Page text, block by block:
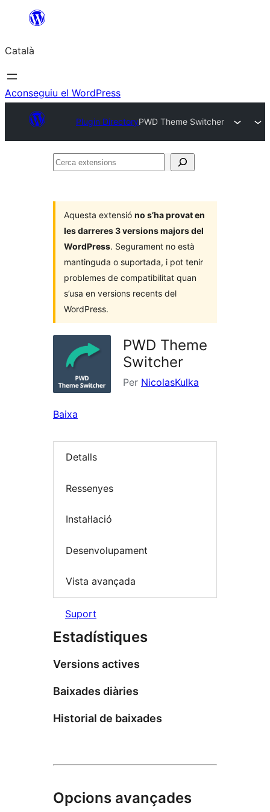
contingut
Català
Aconseguiu el WordPress
Plugin DirectoryPWD Theme Switcher
Cerca
Aquesta extensió no s’ha provat en
les darreres 3 versions majors del
WordPress. Segurament no està
mantinguda o suportada, i pot tenir
problemes de compatibilitat quan
s’usa en versions recents del
WordPress.
PWD Theme
Switcher
Per NicolasKulka
Baixa
Detalls
Ressenyes
Instal·lació
Desenvolupament
Vista avançada
Suport
Estadístiques
Versions actives
Baixades diàries
Historial de baixades
Opcions avançades